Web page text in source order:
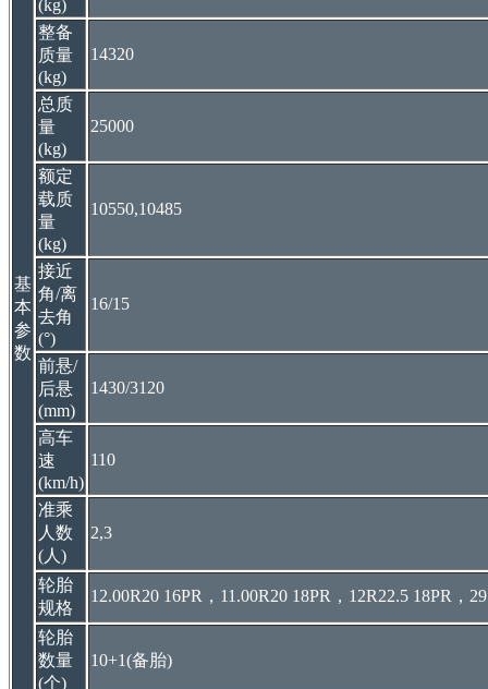
基
本
参
数
(kg)
整备
质量
(kg)
14320
总质
量
(kg)
25000
额定
载质
量
(kg)
10550,10485
接近
角/离
去角
(°)
16/15
前悬/
后悬
(mm)
1430/3120
高车
速
(km/h)
110
准乘
人数
(人)
2,3
轮胎
规格
12.00R20 16PR，11.00R20 18PR，12R22.5 18PR，
轮胎
数量
(个)
10+1(备胎)